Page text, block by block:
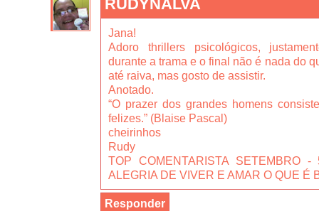
RUDYNALVA
Jana!
Adoro thrillers psicológicos,
durante a trama e o final não é nada do
até raiva, mas gosto de assistir.
Anotado.
“O prazer dos grandes homens
felizes.” (Blaise Pascal)
cheirinhos
Rudy
TOP COMENTARISTA SETEMBRO
ALEGRIA DE VIVER E AMAR O QUE É
Responder